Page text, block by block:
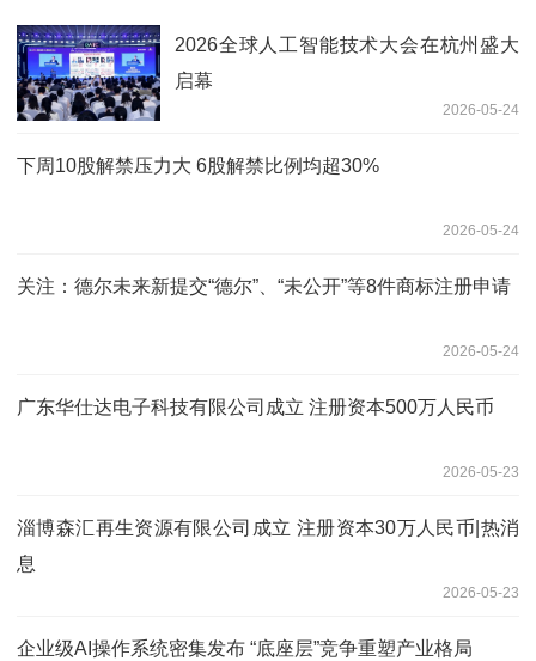
2026全球人工智能技术大会在杭州盛大
启幕
2026-05-24
下周10股解禁压力大 6股解禁比例均超30%
2026-05-24
关注：德尔未来新提交“德尔”、“未公开”等8件商标注册申请
2026-05-24
广东华仕达电子科技有限公司成立 注册资本500万人民币
2026-05-23
淄博森汇再生资源有限公司成立 注册资本30万人民币|热消
息
2026-05-23
企业级AI操作系统密集发布 “底座层”竞争重塑产业格局